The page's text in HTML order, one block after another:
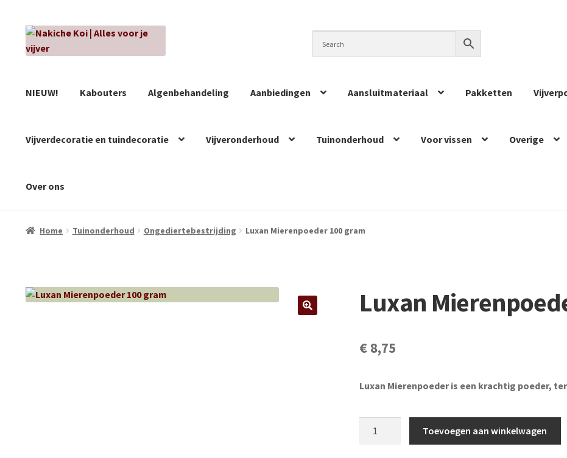
Ga
door
Ga
naar
NIEUW! Kabouters Algenbehandeling Aanbiedingen Aansluitmateriaal Pakketten
Vijverdecoratie en tuindecoratie Vijveronderhoud Tuinonderhoud Voor vissen Overige
Over ons
Home Tuinonderhoud Ongediertebestrijding Luxan Mierenpoeder 100 gram
Luxan
€8,75
Luxan Mierenpoeder is een krachtig poeder,
Toevoegen aan winkelwagen